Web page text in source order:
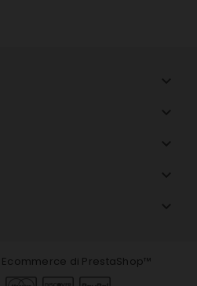
di PrestaShop™